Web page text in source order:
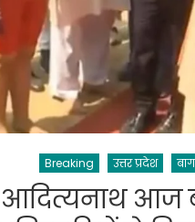
Breaking उत्तर प्रदेश
आदित्यनाथ आज